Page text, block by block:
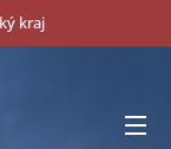
kraj